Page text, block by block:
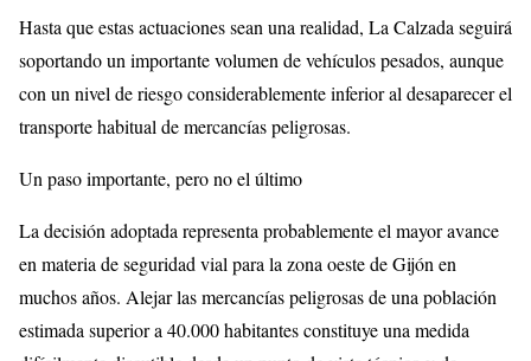
Hasta que estas actuaciones sean una realidad, La Calzada seguirá
soportando un importante volumen de vehículos pesados, aunque
con un nivel de riesgo considerablemente inferior al desaparecer el
transporte habitual de mercancías peligrosas.
Un paso importante, pero no el último
La decisión adoptada representa probablemente el mayor avance
en materia de seguridad vial para la zona oeste de Gijón en
muchos años. Alejar las mercancías peligrosas de una población
estimada superior a 40.000 habitantes constituye una medida